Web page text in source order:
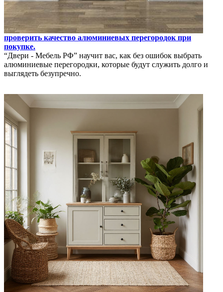
проверить качество алюминиевых перегородок при
покупке.
“Двери - Мебель РФ” научит вас, как без ошибок выбрать
алюминиевые перегородки, которые будут служить долго и
выглядеть безупречно.